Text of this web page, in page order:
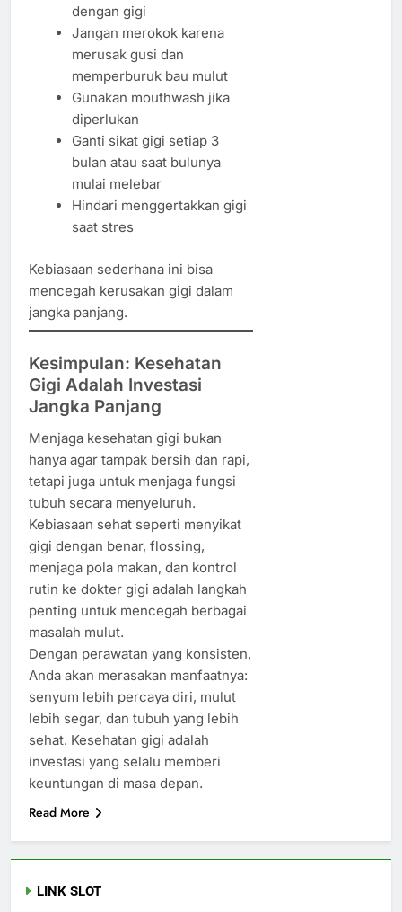
dengan gigi
Jangan merokok karena
merusak gusi dan
memperburuk bau mulut
Gunakan mouthwash jika
diperlukan
Ganti sikat gigi setiap 3
bulan atau saat bulunya
mulai melebar
Hindari menggertakkan gigi
saat stres
Kebiasaan sederhana ini bisa
mencegah kerusakan gigi dalam
jangka panjang.
Kesimpulan: Kesehatan
Gigi Adalah Investasi
Jangka Panjang
Menjaga kesehatan gigi bukan
hanya agar tampak bersih dan rapi,
tetapi juga untuk menjaga fungsi
tubuh secara menyeluruh.
Kebiasaan sehat seperti menyikat
gigi dengan benar, flossing,
menjaga pola makan, dan kontrol
rutin ke dokter gigi adalah langkah
penting untuk mencegah berbagai
masalah mulut.
Dengan perawatan yang konsisten,
Anda akan merasakan manfaatnya:
senyum lebih percaya diri, mulut
lebih segar, dan tubuh yang lebih
sehat. Kesehatan gigi adalah
investasi yang selalu memberi
keuntungan di masa depan.
Read More
LINK SLOT